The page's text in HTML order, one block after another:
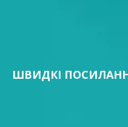
ШВИДКІ